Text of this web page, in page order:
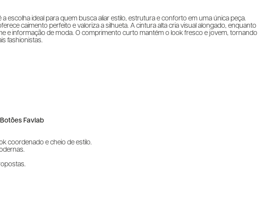
escolha ideal para quem busca aliar estilo, estrutura e conforto em uma única peça.
caimento perfeito e valoriza a silhueta. A cintura alta cria visual alongado, enquanto
e informação de moda. O comprimento curto mantém o look fresco e jovem, tornando
fashionistas.
Favlab
coordenado e cheio de estilo.